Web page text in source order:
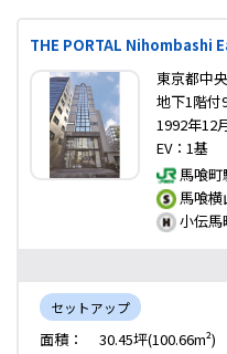
THE PORTAL Nihombashi
東京都中
地下1階付
1992年12
EV：1基
馬喰町
馬喰横
小伝馬
セットアップ
面積：
30.45坪(100.66m²)